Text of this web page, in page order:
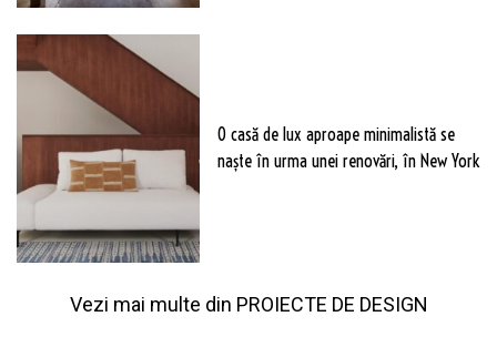
O casă de lux aproape minimalistă se
naște în urma unei renovări, în New York
Vezi mai multe din PROIECTE DE DESIGN